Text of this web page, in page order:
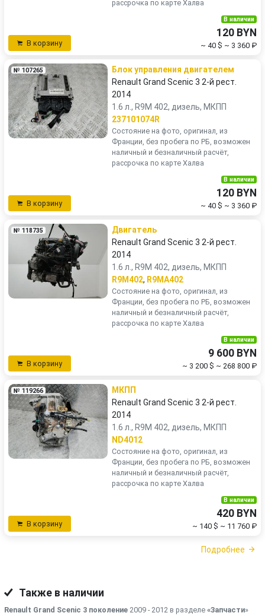
рассрочка по карте Халва
В корзину
В наличии
120 BYN
~ 40 $ ~ 3 360 ₽
№ 107265
Блок управления двигателем
Renault Grand Scenic 3 2-й рест.
2014
1.6 л., R9M 402, дизель, МКПП
237101074R
Состояние на фото, оригинал, из
Франции, без пробега по РБ, возможен
наличный и безналичный расчёт,
рассрочка по карте Халва
В корзину
В наличии
120 BYN
~ 40 $ ~ 3 360 ₽
№ 118735
Двигатель
Renault Grand Scenic 3 2-й рест.
2014
1.6 л., R9M 402, дизель, МКПП
R9M402, R9MA402
Состояние на фото, оригинал, из
Франции, без пробега по РБ, возможен
наличный и безналичный расчёт,
рассрочка по карте Халва
В корзину
В наличии
9 600 BYN
~ 3 200 $ ~ 268 800 ₽
№ 119266
МКПП
Renault Grand Scenic 3 2-й рест.
2014
1.6 л., R9M 402, дизель, МКПП
ND4012
Состояние на фото, оригинал, из
Франции, без пробега по РБ, возможен
наличный и безналичный расчёт,
рассрочка по карте Халва
В корзину
В наличии
420 BYN
~ 140 $ ~ 11 760 ₽
Подробнее
Также в наличии
Renault Grand Scenic 3 поколение 2009 - 2012 в разделе «Запчасти»